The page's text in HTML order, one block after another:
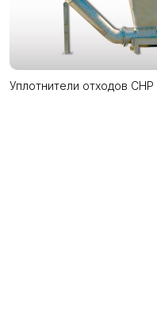
Уплотнители отходов CHP